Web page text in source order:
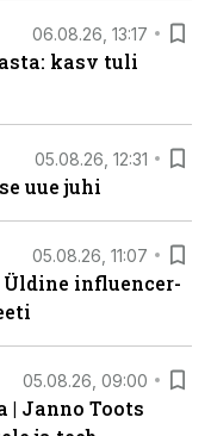
06.08.26, 13:17
kasv tuli
05.08.26, 12:31
uue juhi
05.08.26, 11:07
influencer-
05.08.26, 09:00
| Janno Toots